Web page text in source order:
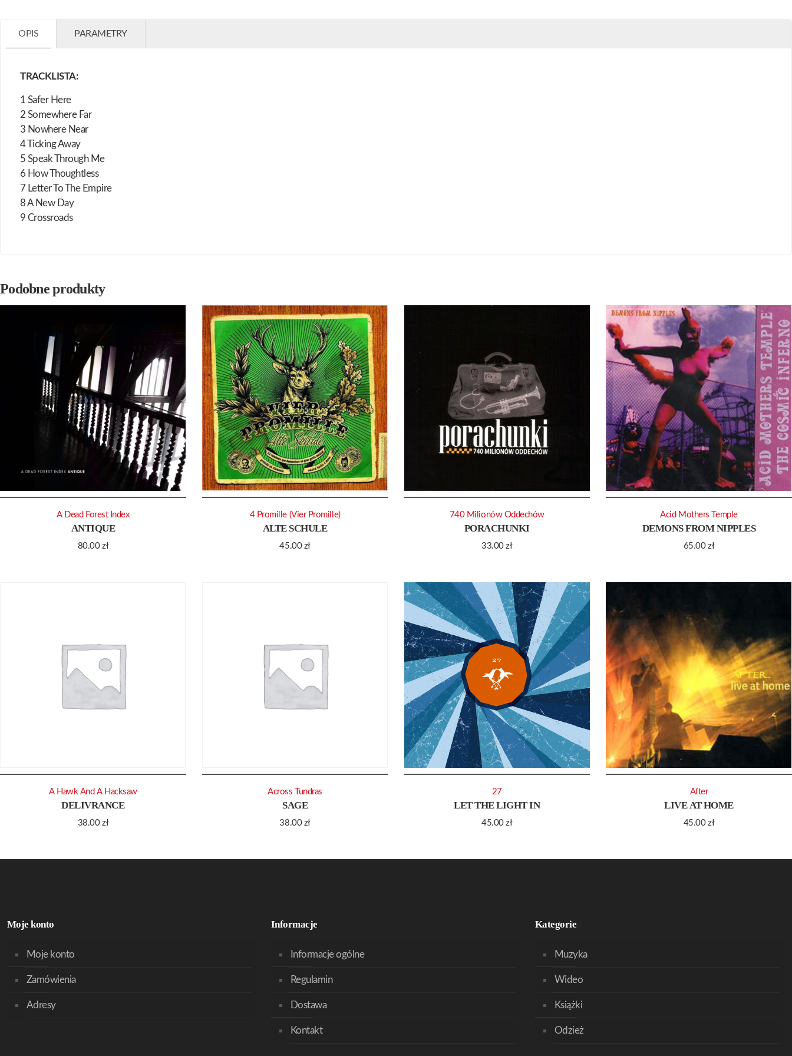
OPIS PARAMETRY
TRACKLISTA:
1 Safer Here
2 Somewhere Far
3 Nowhere Near
4 Ticking Away
5 Speak Through Me
6 How Thoughtless
7 Letter To The Empire
8 A New Day
9 Crossroads
Podobne produkty
ANTIQUE
80.00zł
A Dead Forest Index
ALTE SCHULE
45.00 zł
4 Promille (Vier Promille)
PORACHUNKI
33.00zł
740 Milionów Oddechów
DEMONS FROM NIPPLES
65.00zł
Acid Mothers Temple
DELIVRANCE
38.00zł
A Hawk And A Hacksaw
SAGE
38.00 zł
Across Tundras
LET THE LIGHT IN
45.00zł
27
LIVE AT HOME
45.00zł
After
Moje konto
Moje konto
Zamówienia
Adresy
Informacje
Informacje ogólne
Regulamin
Dostawa
Kontakt
Kategorie
Muzyka
Wideo
Książki
Odzież